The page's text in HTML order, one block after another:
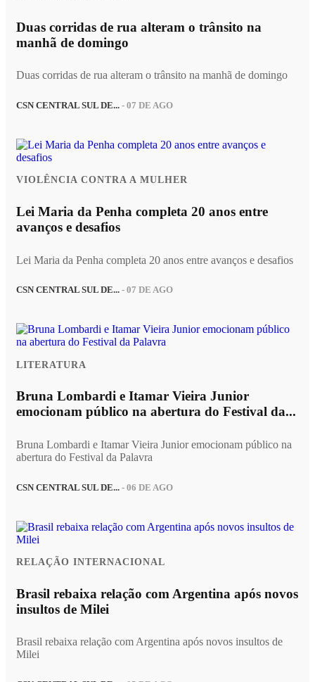
Duas corridas de rua alteram o trânsito na
manhã de domingo
Duas corridas de rua alteram o trânsito na manhã de domingo
CSN CENTRAL SUL DE... - 07 DE AGO
VIOLÊNCIA CONTRA A MULHER
Lei Maria da Penha completa 20 anos entre
avanços e desafios
Lei Maria da Penha completa 20 anos entre avanços e desafios
CSN CENTRAL SUL DE... - 07 DE AGO
LITERATURA
Bruna Lombardi e Itamar Vieira Junior
emocionam público na abertura do Festival da...
Bruna Lombardi e Itamar Vieira Junior emocionam público na
abertura do Festival da Palavra
CSN CENTRAL SUL DE... - 06 DE AGO
RELAÇÃO INTERNACIONAL
Brasil rebaixa relação com Argentina após novos
insultos de Milei
Brasil rebaixa relação com Argentina após novos insultos de
Milei